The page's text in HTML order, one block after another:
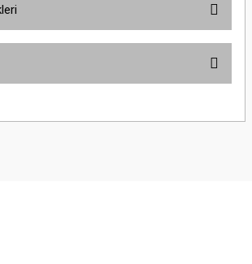
öneri formunu kullanarak tarafımıza